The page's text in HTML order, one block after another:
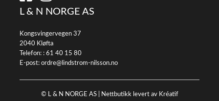
L & N NORGE AS
Kongsvingervegen 37
2040 Kløfta
Telefon: : 61 40 15 80
E-post: ordre@lindstrom-nilsson.no
© L & N NORGE AS | Nettbutikk levert av Kréatif